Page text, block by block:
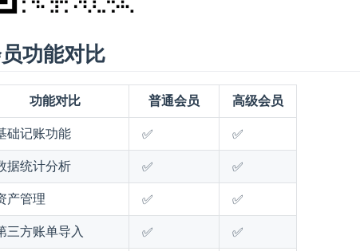
功能对比
功能对比 普通会员 高级会员
础记账功能 ✅
✅
据统计分析
✅
✅
产管理
✅
✅
三方账单导入
✅
✅